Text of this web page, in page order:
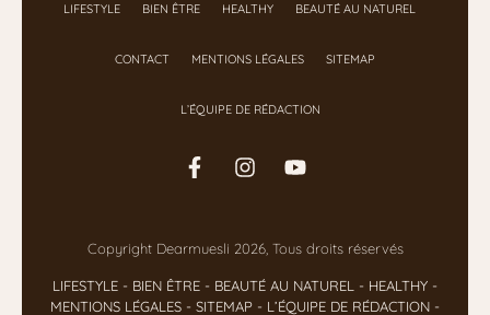
LIFESTYLE BIEN ÊTRE HEALTHY BEAUTÉ AU NATUREL
CONTACT MENTIONS LÉGALES SITEMAP
L’ÉQUIPE DE RÉDACTION
Copyright Dearmuesli 2026, Tous droits réservés
LIFESTYLE - BIEN ÊTRE - BEAUTÉ AU NATUREL - HEALTHY -
MENTIONS LÉGALES - SITEMAP - L’ÉQUIPE DE RÉDACTION -